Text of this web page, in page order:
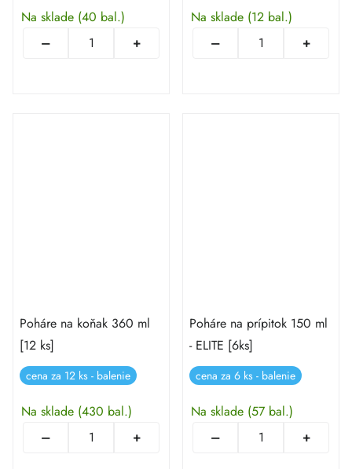
Na sklade (40 bal.) Na sklade (12 bal.)
Poháre na koňak 360 ml
[12 ks]
cena za 12 ks - balenie
Na sklade (430 bal.)
Poháre na prípitok 150 ml
- ELITE [6ks]
cena za 6 ks - balenie
Na sklade (57 bal.)